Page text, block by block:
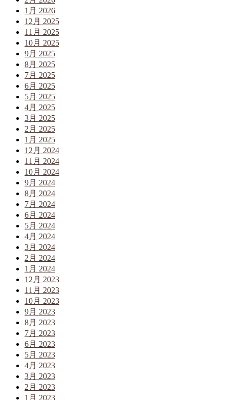
1月 2026
12月 2025
11月 2025
10月 2025
9月 2025
8月 2025
7月 2025
6月 2025
5月 2025
4月 2025
3月 2025
2月 2025
1月 2025
12月 2024
11月 2024
10月 2024
9月 2024
8月 2024
7月 2024
6月 2024
5月 2024
4月 2024
3月 2024
2月 2024
1月 2024
12月 2023
11月 2023
10月 2023
9月 2023
8月 2023
7月 2023
6月 2023
5月 2023
4月 2023
3月 2023
2月 2023
1月 2023